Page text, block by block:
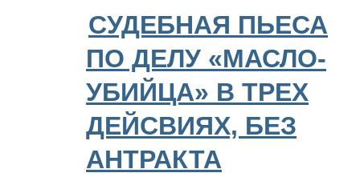
СУДЕБНАЯ ПЬЕСА
ПО ДЕЛУ «МАСЛО-
УБИЙЦА» В ТРЕХ
ДЕЙСВИЯХ, БЕЗ
АНТРАКТА